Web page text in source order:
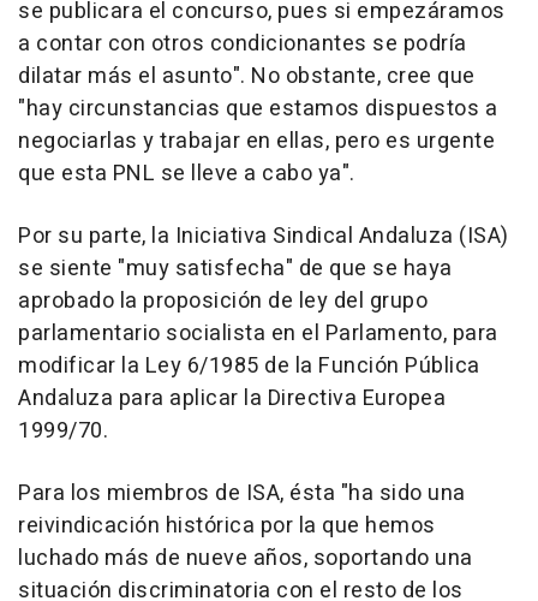
se publicara el concurso, pues si empezáramos
a contar con otros condicionantes se podría
dilatar más el asunto". No obstante, cree que
"hay circunstancias que estamos dispuestos a
negociarlas y trabajar en ellas, pero es urgente
que esta PNL se lleve a cabo ya".
Por su parte, la Iniciativa Sindical Andaluza (ISA)
se siente "muy satisfecha" de que se haya
aprobado la proposición de ley del grupo
parlamentario socialista en el Parlamento, para
modificar la Ley 6/1985 de la Función Pública
Andaluza para aplicar la Directiva Europea
1999/70.
Para los miembros de ISA, ésta "ha sido una
reivindicación histórica por la que hemos
luchado más de nueve años, soportando una
situación discriminatoria con el resto de los